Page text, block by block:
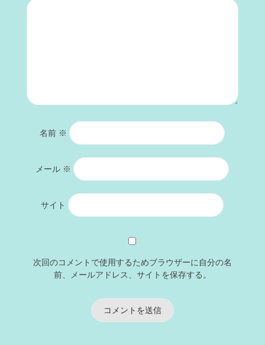
名前 ※
メール ※
サイト
次回のコメントで使用するためブラウザーに自分の名
前、メールアドレス、サイトを保存する。